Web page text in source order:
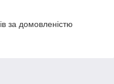
за домовленістю